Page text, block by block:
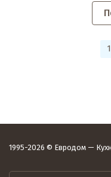
1
1995-2026 © Евродом —